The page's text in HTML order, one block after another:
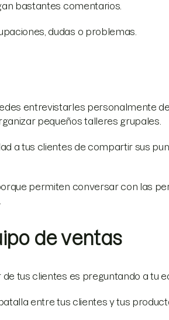
bastantes comentarios.
dudas o problemas.
entrevistarles personalmente
pequeños talleres grupales.
a tus clientes de compartir sus
permiten conversar con las
de ventas
tus clientes es preguntando a tu
entre tus clientes y tus